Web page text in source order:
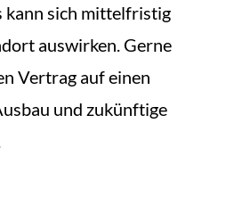
kann sich mittelfristig
auswirken. Gerne
Vertrag auf einen
und zukünftige